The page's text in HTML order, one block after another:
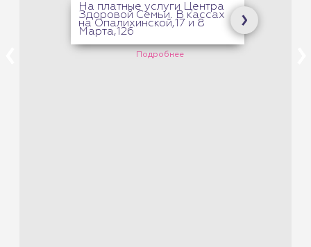
На платные услуги Центра
Здоровой Семьи. В кассах
на Опалихинской,17 и 8
Марта,126
Подробнее